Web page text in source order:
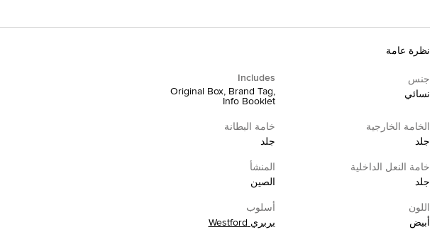
نظرة عامة
جنس
نسائي
Includes
Original Box, Brand Tag,
Info Booklet
الخامة الخارجية
جلد
خامة البطانة
جلد
خامة النعل الداخلية
جلد
المنشأ
الصين
اللون
أبيض
أسلوب
بربري Westford